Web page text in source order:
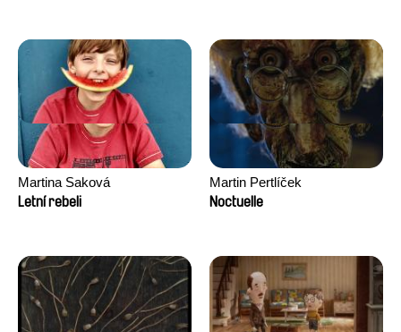
Martina Saková
Letní rebeli
Martin Pertlíček
Noctuelle